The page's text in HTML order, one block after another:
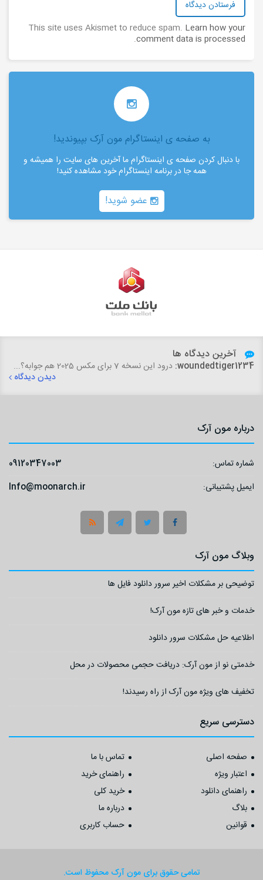
This site uses Akismet to reduce spam. Learn how your
comment data is processed
.
به صفحه ی اینستاگرام مون آرک بپیوندید!
با دنبال کردن صفحه ی اینستاگرام ما آخرین های سایت را همیشه و
همه جا در برنامه اینستاگرام خود مشاهده کنید!
عضو شوید!
آخرین دیدگاه ها
woundedtiger1234: درود این نسخه 7 برای مکس 2025 هم جوابه؟...
دیدن دیدگاه
درباره مون آرک
شماره تماس:
09120347003
ایمیل پشتیبانی:
Info@moonarch.ir
وبلاگ مون آرک
توضیحی بر مشکلات اخیر سرور دانلود فایل ها
خدمات و خبر های تازه مون آرک!
اطلاعیه حل مشکلات سرور دانلود
خدمتی نو از مون آرک: دریافت حجمی محصولات در محل
تخفیف های ویژه مون آرک از راه رسیدند!
دسترسی سریع
صفحه اصلی
تماس با ما
اعتبار ویژه
راهنمای خرید
راهنمای دانلود
خرید کلی
بلاگ
درباره ما
قوانین
حساب کاربری
تمامی حقوق برای مون آرک محفوظ است.